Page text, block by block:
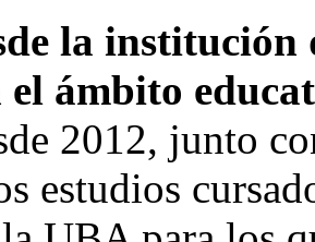
la
el ámbito
2012, junto
estudios